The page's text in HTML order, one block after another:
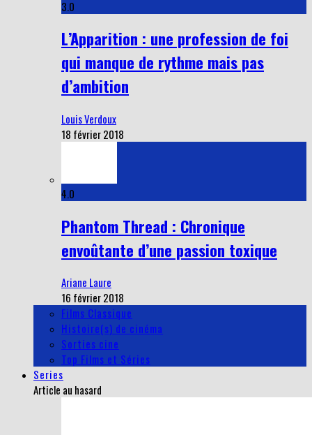
3.0
L’Apparition : une profession de foi
qui manque de rythme mais pas
d’ambition
Louis Verdoux
18 février 2018
4.0
Phantom Thread : Chronique
envoûtante d’une passion toxique
Ariane Laure
16 février 2018
Films Classique
Histoire(s) de cinéma
Sorties cine
Top Films et Séries
Series
Article au hasard